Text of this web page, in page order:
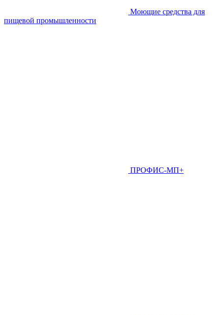
Моющие средства для
пищевой промышленности
ПРОФИС-МП+